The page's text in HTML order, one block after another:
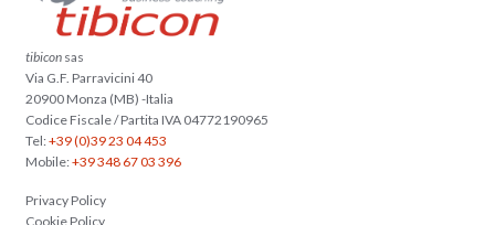
tibicon sas
Via G.F. Parravicini 40
20900 Monza (MB) -Italia
Codice Fiscale / Partita IVA 04772190965
Tel:+39 (0)39 23 04 453
Mobile:+39 348 67 03 396
Privacy Policy
Cookie Policy